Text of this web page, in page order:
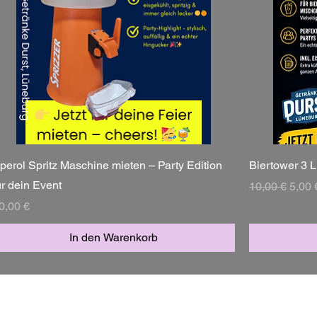
Spritz Maschine mieten – Party Edition
dein Event
€
In den Warenkorb
Biertower 3
10,00 € Sale-
5,00